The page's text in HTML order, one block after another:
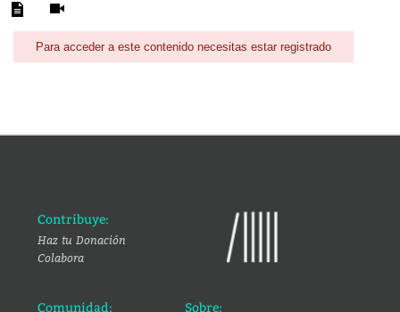
Para acceder a este contenido necesitas estar registrado
Contribuye:
Haz tu Donación
Colabora
Comunidad: Sobre: